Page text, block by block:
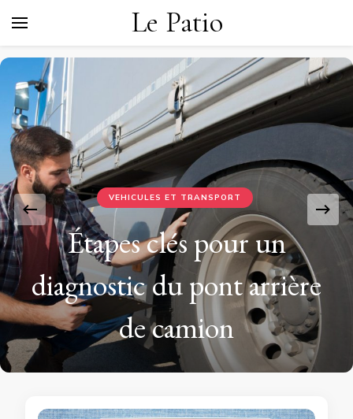
Le Patio
VEHICULES ET TRANSPORT
Étapes clés pour un
diagnostic du pont arrière
de camion